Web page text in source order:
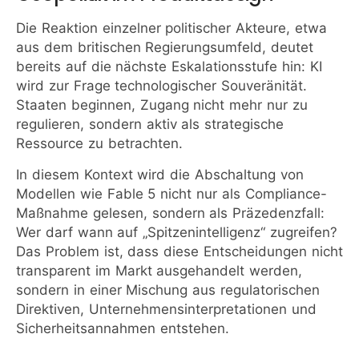
Die Reaktion einzelner politischer Akteure, etwa
aus dem britischen Regierungsumfeld, deutet
bereits auf die nächste Eskalationsstufe hin: KI
wird zur Frage technologischer Souveränität.
Staaten beginnen, Zugang nicht mehr nur zu
regulieren, sondern aktiv als strategische
Ressource zu betrachten.
In diesem Kontext wird die Abschaltung von
Modellen wie Fable 5 nicht nur als Compliance-
Maßnahme gelesen, sondern als Präzedenzfall:
Wer darf wann auf „Spitzenintelligenz“ zugreifen?
Das Problem ist, dass diese Entscheidungen nicht
transparent im Markt ausgehandelt werden,
sondern in einer Mischung aus regulatorischen
Direktiven, Unternehmensinterpretationen und
Sicherheitsannahmen entstehen.